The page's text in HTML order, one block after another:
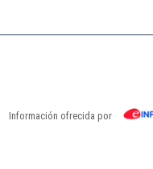
Información ofrecida por